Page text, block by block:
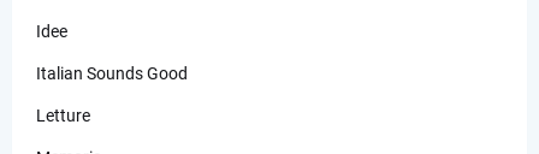
Idee
Italian Sounds Good
Letture